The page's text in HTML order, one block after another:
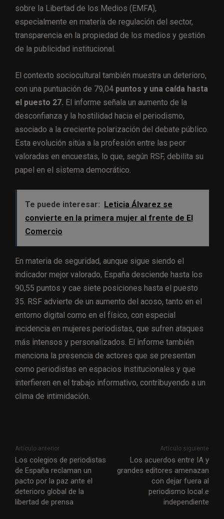
sobre la Libertad de los Medios (EMFA),
especialmente en materia de regulación del sector,
transparencia en la propiedad de los medios y gestión
de la publicidad institucional.
El contexto sociocultural también muestra un deterioro,
con una puntuación de 79,04 puntos y una caída hasta
el puesto 27. El informe señala un aumento de la
desconfianza y la hostilidad hacia el periodismo,
asociado a la creciente polarización del debate público.
Esta evolución sitúa a la profesión entre las peor
valoradas en encuestas, lo que, según RSF, debilita su
papel en el sistema democrático.
Te puede interesar: Leticia Álvarez se
convierte en la primera mujer al frente de El
Comercio
En materia de seguridad, aunque sigue siendo el
indicador mejor valorado, España desciende hasta los
90,55 puntos y cae siete posiciones hasta el puesto
35. RSF advierte de un aumento del acoso, tanto en el
entorno digital como en el físico, con especial
incidencia en mujeres periodistas, que sufren ataques
más intensos y personalizados. El informe también
menciona la presencia de actores que se presentan
como periodistas en espacios institucionales y que
interfieren en el trabajo informativo, contribuyendo a un
clima de intimidación.
Artículo anterior
Los colegios de periodistas
de España reclaman un
pacto por la paz ante el
deterioro global de la
libertad de prensa
Artículo siguiente
Los acuerdos entre IA y
grandes editores amenazan
con dejar fuera al
periodismo local e
independiente